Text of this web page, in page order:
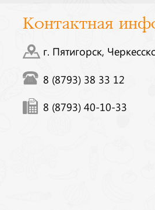
Контактная
г. Пятигорск,
8 (8793) 38 33 12
8 (8793) 40-10-33